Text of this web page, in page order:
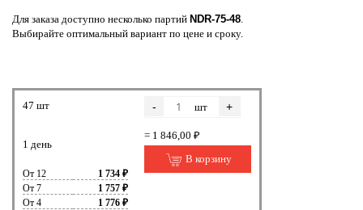
Для заказа доступно несколько партий NDR-75-48
Выбирайте оптимальный вариант по цене и сроку.
47 шт
1 день
От 12
1 734 ₽
От 7
1 757 ₽
От 4
1 776 ₽
- шт +
= 1 846,00 ₽
В корзину